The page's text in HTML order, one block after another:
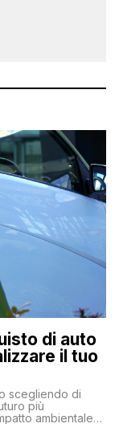
di auto
il tuo
scegliendo di
più
ambientale,
minori costi